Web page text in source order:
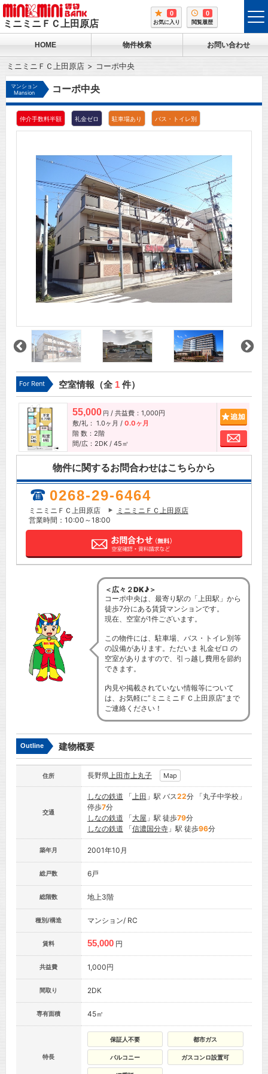
ミニミニＦＣ上田原店
0
お気に入り
0
閲覧履歴
HOME 物件検索 お問い合わせ
ミニミニＦＣ上田原店 コーポ中央
マンション
Mansion
コーポ中央
仲介手数料半額 礼金ゼロ 駐車場あり バス・トイレ別
For Rent 空室情報（全 1件）
55,000 円 / 共益費：1,000円
敷/礼： 1.0ヶ月 / 0.0ヶ月
階 数：2階
間/広：2DK / 45㎡
お問
物件に関するお問合わせはこちらから
0268-29-6464
ミニミニＦＣ上田原店
ミニミニＦＣ上田原店
営業時間：10:00～18:00
＜広々２DK♪＞
コーポ中央は、最寄り駅の「上田駅」から
徒歩7分にある賃貸マンションです。
現在、空室が1件ございます。
この物件には、駐車場、バス・トイレ別等
の設備があります。ただいま 礼金ゼロ の
空室がありますので、引っ越し費用を節約
できます。
内見や掲載されていない情報等について
は、お気軽に”ミニミニＦＣ上田原店”まで
ご連絡ください！
Outline 建物概要
住所 長野県上田市上丸子 Map
交通
しなの鉄道 「上田 」駅 バス22分 「丸子中学校」
停歩7分
しなの鉄道 「大屋 」駅 徒歩79分
しなの鉄道 「信濃国分寺」駅 徒歩96分
築年月 2001年10月
総戸数 6戸
総階数 地上3階
種別/構造 マンション/ RC
賃料 55,000 円
共益費 1,000円
間取り 2DK
専有面積 45㎡
特長
保証人不要 都市ガス
バルコニー ガスコンロ設置可